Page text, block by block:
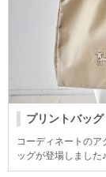
プリントバッグ
コーディネートの
ッグが登場しました♪